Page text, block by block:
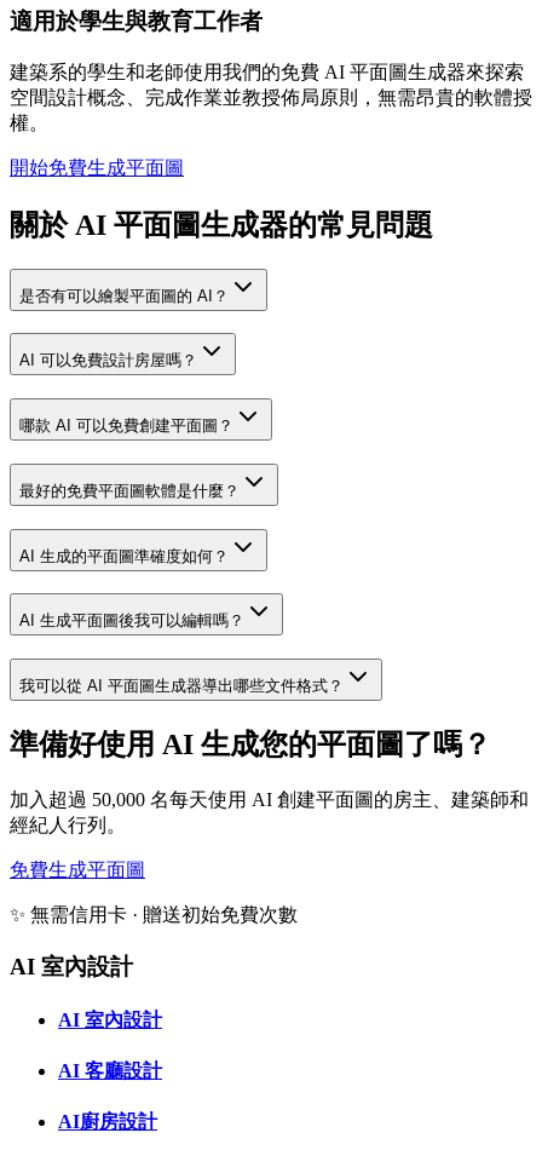
適用於學生與教育工作者
建築系的學生和老師使用我們的免費 AI 平面圖生成器來探索
空間設計概念、完成作業並教授佈局原則，無需昂貴的軟體授
權。
開始免費生成平面圖
關於 AI 平面圖生成器的常見問題
是否有可以繪製平面圖的 AI？
AI 可以免費設計房屋嗎？
哪款 AI 可以免費創建平面圖？
最好的免費平面圖軟體是什麼？
AI 生成的平面圖準確度如何？
AI 生成平面圖後我可以編輯嗎？
我可以從 AI 平面圖生成器導出哪些文件格式？
準備好使用 AI 生成您的平面圖了嗎？
加入超過 50,000 名每天使用 AI 創建平面圖的房主、建築師和
經紀人行列。
免費生成平面圖
✨ 無需信用卡 · 贈送初始免費次數
AI 室內設計
AI 室內設計
AI 客廳設計
AI廚房設計